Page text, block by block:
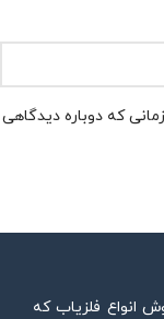
که دوباره دیدگاهی
انواع فلزیاب که